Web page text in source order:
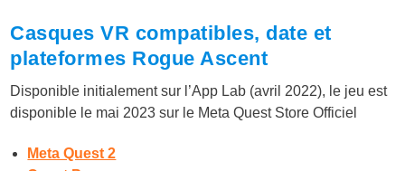
Casques VR compatibles, date et
plateformes Rogue Ascent
Disponible initialement sur l’App Lab (avril 2022), le jeu est
disponible le mai 2023 sur le Meta Quest Store Officiel
Meta Quest 2